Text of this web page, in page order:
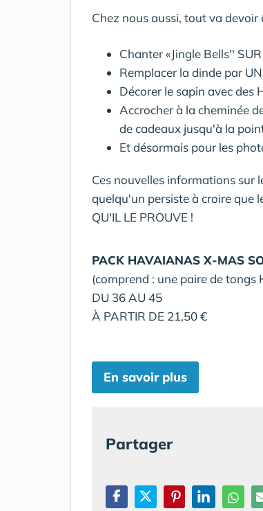
Chez nous aussi, tout va devoir
Chanter «Jingle Bells''
Remplacer la dinde par
Décorer le sapin avec des
Accrocher à la cheminée
de cadeaux jusqu'à la
Et désormais pour les
Ces nouvelles informations sur
quelqu'un persiste à croire que
QU'IL LE PROUVE !
PACK HAVAIANAS X-MAS
(comprend : une paire de tongs
DU 36 AU 45
À PARTIR DE 21,50 €
En savoir plus
Partager